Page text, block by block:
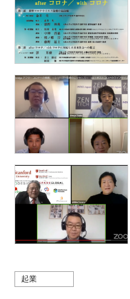
起業